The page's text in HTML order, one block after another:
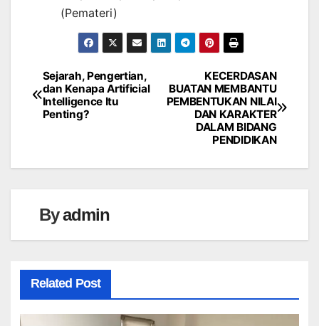
(Pemateri)
Navigasi
pos
KECERDASAN
BUATAN MEMBANTU
PEMBENTUKAN NILAI
DAN KARAKTER
DALAM BIDANG
PENDIDIKAN
Sejarah, Pengertian,
dan Kenapa Artificial
Intelligence Itu
Penting?
Byadmin
Related Post